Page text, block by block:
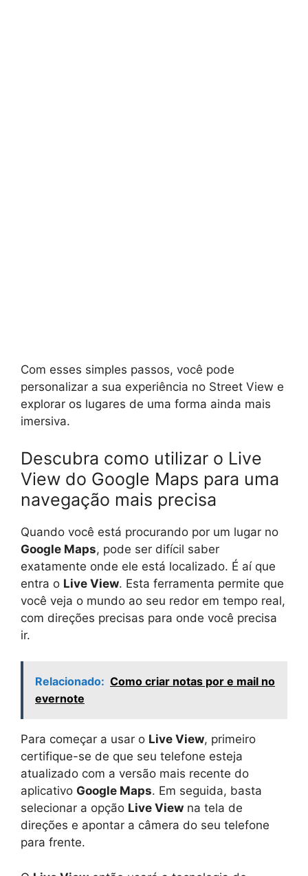
Com esses simples passos, você pode
personalizar a sua experiência no Street View e
explorar os lugares de uma forma ainda mais
imersiva.
Descubra como utilizar o Live
View do Google Maps para uma
navegação mais precisa
Quando você está procurando por um lugar no
Google Maps, pode ser difícil saber
exatamente onde ele está localizado. É aí que
entra o Live View. Esta ferramenta permite que
você veja o mundo ao seu redor em tempo real,
com direções precisas para onde você precisa
ir.
Relacionado: Como criar notas por e mail no
evernote
Para começar a usar o Live View, primeiro
certifique-se de que seu telefone esteja
atualizado com a versão mais recente do
aplicativo Google Maps. Em seguida, basta
selecionar a opção Live View na tela de
direções e apontar a câmera do seu telefone
para frente.